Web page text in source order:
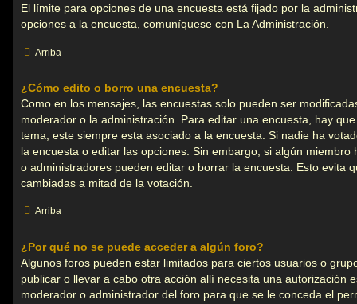
El límite para opciones de una encuesta está fijado por la
opciones a la encuesta, comuníquese con La Administración.
Arriba
¿Cómo edito o borro una encuesta?
Como en los mensajes, las encuestas solo pueden ser
moderador o la administración. Para editar una encuesta, hay
tema; este siempre esta asociado a la encuesta. Si nadie ha
la encuesta o editar las opciones. Sin embargo, si algún miembro
o administradores pueden editar o borrar la encuesta. Esto evita
cambiadas a mitad de la votación.
Arriba
¿Por qué no se puede acceder a algún foro?
Algunos foros pueden estar limitados para ciertos usuarios o
publicar o llevar a cabo otra acción allí necesita una autorización
moderador o administrador del foro para que se le conceda el